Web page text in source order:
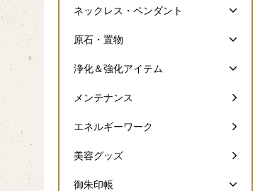
ネックレス・ペンダント
原石・置物
浄化＆強化アイテム
メンテナンス
エネルギーワーク
美容グッズ
御朱印帳